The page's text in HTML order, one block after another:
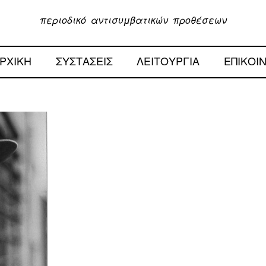
περιοδικό αντισυμβατικών προθέσεων
ΣΥΣΤΑΣΕΙΣ ΛΕΙΤΟΥΡΓΙΑ